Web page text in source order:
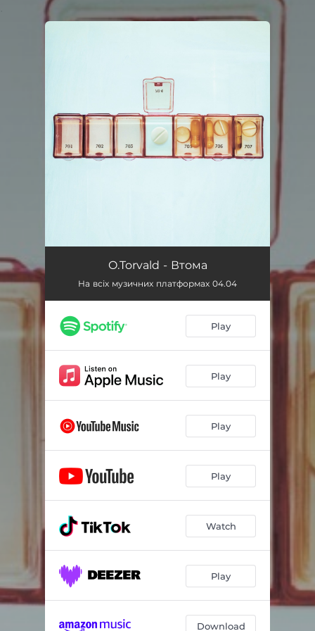
O.Torvald - Втома
На всіх музичних платформах 04.04
Play
Play
Play
Play
Watch
Play
Download